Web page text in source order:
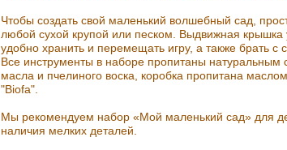
Чтобы создать свой маленький волшебный сад,
любой сухой крупой или песком. Выдвижная крышка
удобно хранить и перемещать игру, а также брать с
Все инструменты в наборе пропитаны натуральным
масла и пчелиного воска, коробка пропитана
"Biofa".
Мы рекомендуем набор «Мой маленький сад» для
наличия мелких деталей.